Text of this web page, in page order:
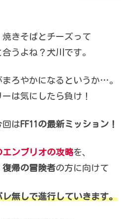
焼きそばとチーズって
うよね？犬川です。
まろやかになるというか…。
ーは気にしたら負け！
回はFF11の最新ミッション！
エンブリオの攻略を、
復帰の冒険者の方に向けて
レ無しで進行していきます。